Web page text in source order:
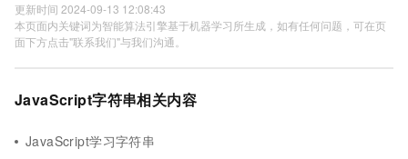
更新时间 2024-09-13 12:08:43
本页面内关键词为智能算法引擎基于机器学习所生成，如有任何问题，可在页
面下方点击"联系我们"与我们沟通。
JavaScript字符串相关内容
JavaScript学习字符串